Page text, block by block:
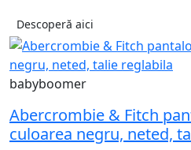
Descoperă aici
babyboomer
Abercrombie & Fitch
culoarea negru, neted,